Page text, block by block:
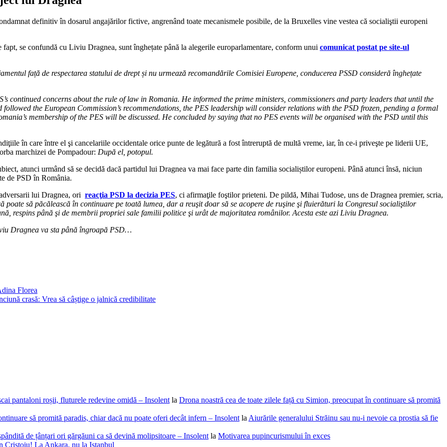
definitiv în dosarul angajărilor fictive, angrenând toate mecanismele posibile, de la Bruxelles vine vestea că socialiştii europeni
se confundă cu Liviu Dragnea, sunt înghețate până la alegerile europarlamentare, conform unui comunicat postat pe site-ul
față de respectarea statului de drept și nu urmează recomandările Comisiei Europene, conducerea PSSD consideră înghețate
continued concerns about the rule of law in Romania. He informed the prime ministers, commissioners and party leaders that until the
the European Commission’s recommendations, the PES leadership will consider relations with the PSD frozen, pending a formal
membership of the PES will be discussed. He concluded by saying that no PES events will be organised with the PSD until this
în care între el şi cancelariile occidentale orice punte de legătură a fost întreruptă de multă vreme, iar, în ce-i priveşte pe liderii UE,
marchizei de Pompadour: După el, potopul.
atunci urmând să se decidă dacă partidul lui Dragnea va mai face parte din familia socialiștilor europeni. Până atunci însă, niciun
de PSD în România.
lui Dragnea, ori reacţia PSD la decizia PES, ci afirmaţile foştilor prieteni. De pildă, Mihai Tudose, uns de Dragnea premier, scria,
să păcălească în continuare pe toată lumea, dar a reuşit doar să se acopere de ruşine şi fluierături la Congresul socialiştilor
respins până şi de membrii propriei sale familii politice şi urât de majoritatea românilor. Acesta este azi Liviu Dragnea.
Dragnea va sta până îngroapă PSD…
Florea
crasă: Vrea să câștige o jalnică credibilitate
pantaloni roșii, fluturele redevine omidă – Insolentla Drona noastră cea de toate zilele față cu Simion, preocupat în continuare să promită
să promită paradis, chiar dacă nu poate oferi decât infern – InsolentlaAiurările generalului Străinu sau nu-i nevoie ca prostia să fie
de țânțari ori gărgăuni ca să devină molipsitoare – Insolentla Motivarea pupincurismului în exces
Cristoiu! La Ankara, nu la Istanbul